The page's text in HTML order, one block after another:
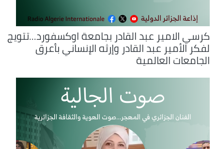
كرسي الامير عبد القادر بجامعة اوكسفورد...تتويج
لفكر الأمير عبد القادر وإرثه الإنساني بأعرق
الجامعات العالمية